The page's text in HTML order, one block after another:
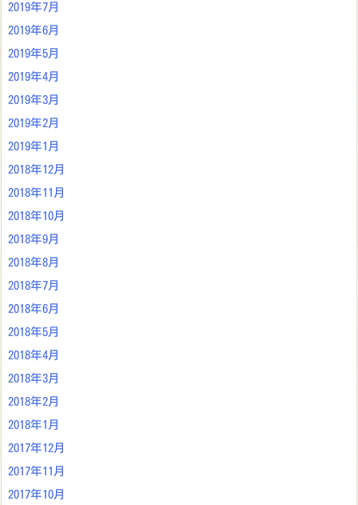
2019年7月
2019年6月
2019年5月
2019年4月
2019年3月
2019年2月
2019年1月
2018年12月
2018年11月
2018年10月
2018年9月
2018年8月
2018年7月
2018年6月
2018年5月
2018年4月
2018年3月
2018年2月
2018年1月
2017年12月
2017年11月
2017年10月